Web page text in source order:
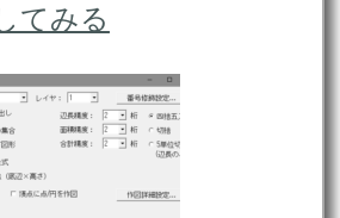
てみる